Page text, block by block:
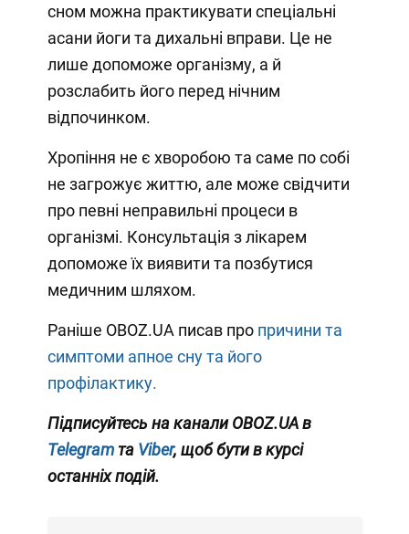
сном можна практикувати спеціальні
асани йоги та дихальні вправи. Це не
лише допоможе організму, а й
розслабить його перед нічним
відпочинком.
Хропіння не є хворобою та саме по собі
не загрожує життю, але може свідчити
про певні неправильні процеси в
організмі. Консультація з лікарем
допоможе їх виявити та позбутися
медичним шляхом.
Раніше OBOZ.UA писав про причини та
симптоми апное сну та його
профілактику.
Підписуйтесь на канали OBOZ.UA в
Telegram та Viber, щоб бути в курсі
останніх подій.